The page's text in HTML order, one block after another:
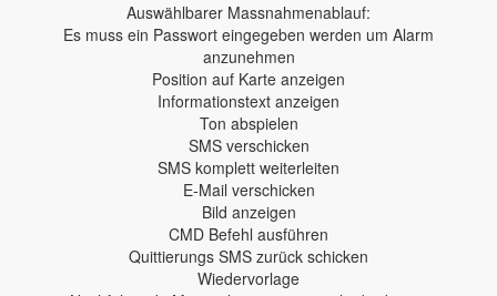
Auswählbarer Massnahmenablauf:
Es muss ein Passwort eingegeben werden um Alarm
anzunehmen
Position auf Karte anzeigen
Informationstext anzeigen
Ton abspielen
SMS verschicken
SMS komplett weiterleiten
E-Mail verschicken
Bild anzeigen
CMD Befehl ausführen
Quittierungs SMS zurück schicken
Wiedervorlage